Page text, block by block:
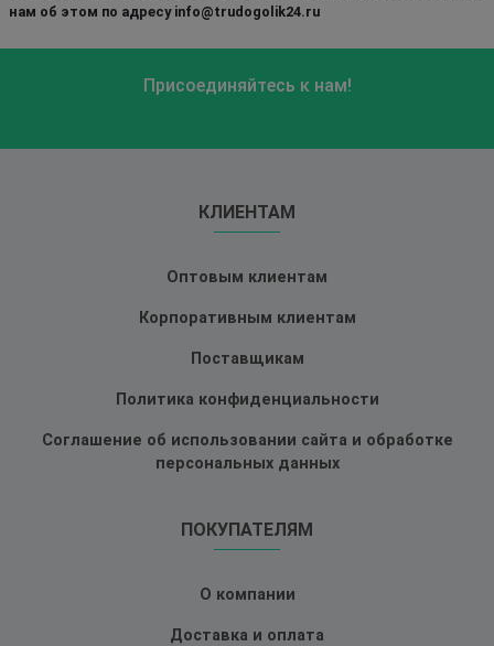
нам об этом по адресу info@trudogolik24.ru
Присоединяйтесь к нам!
КЛИЕНТАМ
Оптовым клиентам
Корпоративным клиентам
Поставщикам
Политика конфиденциальности
Соглашение об использовании сайта и обработке
персональных данных
ПОКУПАТЕЛЯМ
О компании
Доставка и оплата